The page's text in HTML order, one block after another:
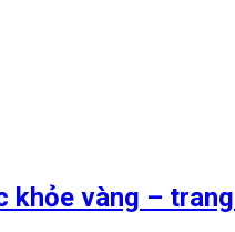
khỏe vàng –